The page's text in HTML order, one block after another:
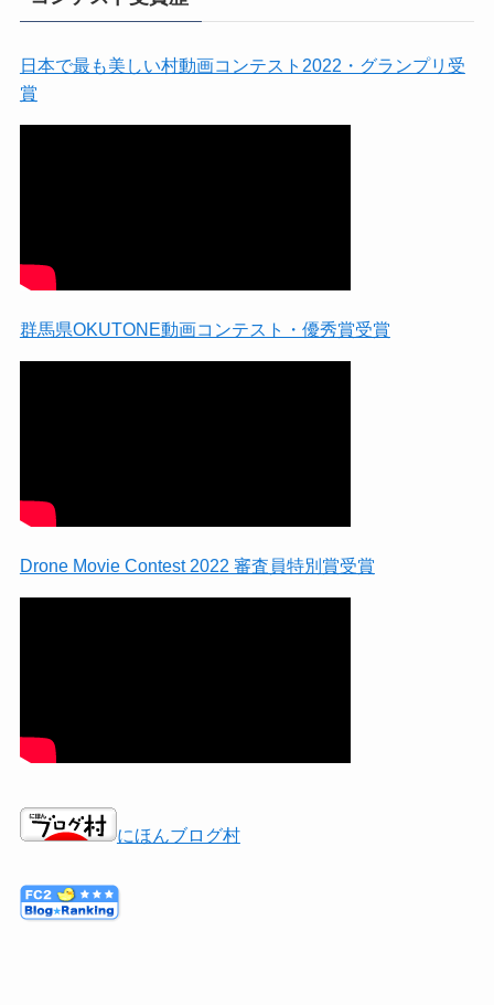
日本で最も美しい村動画コンテスト2022・グランプリ受
賞
群馬県OKUTONE動画コンテスト・優秀賞受賞
Drone Movie Contest 2022 審査員特別賞受賞
にほんブログ村